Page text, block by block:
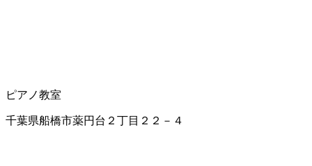
ピアノ教室
千葉県船橋市薬円台２丁目２２－４